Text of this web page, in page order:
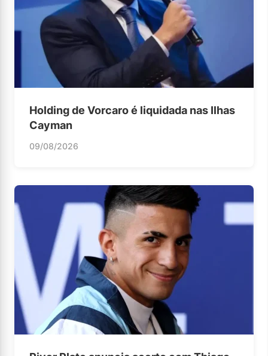
Holding de Vorcaro é liquidada nas Ilhas
Cayman
09/08/2026